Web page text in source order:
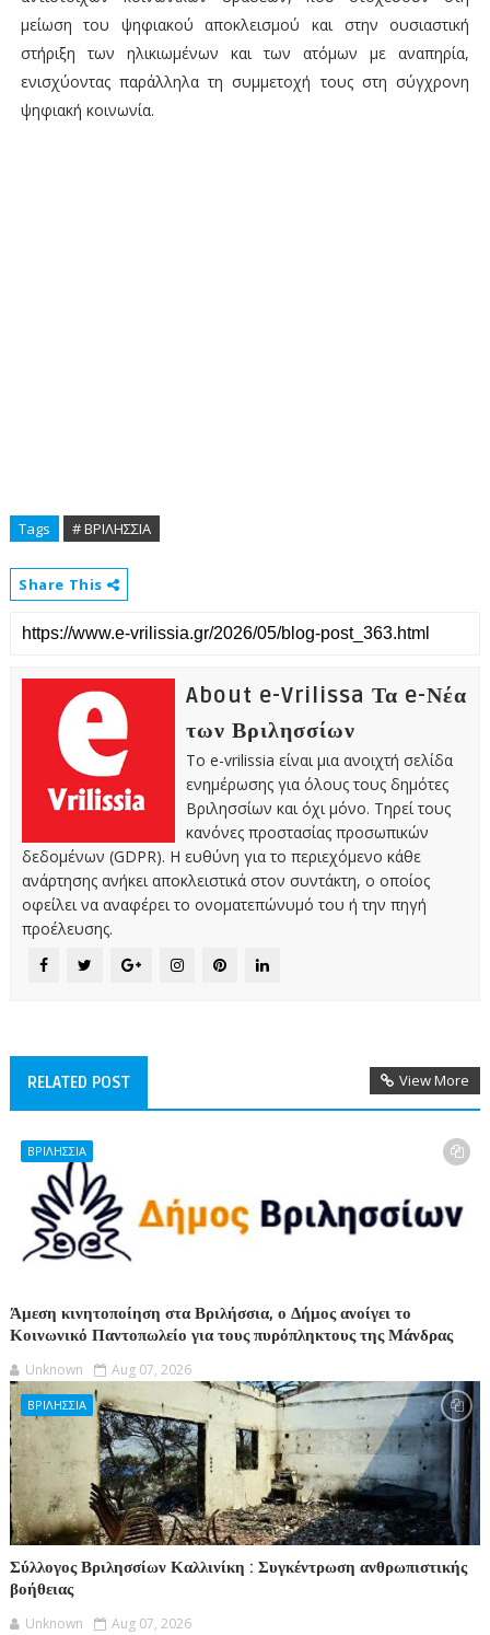
μείωση του ψηφιακού αποκλεισμού και στην ουσιαστική
στήριξη των ηλικιωμένων και των ατόμων με αναπηρία,
ενισχύοντας παράλληλα τη συμμετοχή τους στη σύγχρονη
ψηφιακή κοινωνία.
Tags # ΒΡΙΛΗΣΣΙΑ
Share This
About e-Vrilissa Τα e-Νέα
των Βριλησσίων
Το e-vrilissia είναι μια ανοιχτή σελίδα
ενημέρωσης για όλους τους δημότες
Βριλησσίων και όχι μόνο. Τηρεί τους
κανόνες προστασίας προσωπικών
δεδομένων (GDPR). Η ευθύνη για το περιεχόμενο κάθε
ανάρτησης ανήκει αποκλειστικά στον συντάκτη, ο οποίος
οφείλει να αναφέρει το ονοματεπώνυμό του ή την πηγή
προέλευσης.
RELATED POST View More
ΒΡΙΛΗΣΣΙΑ
Άμεση κινητοποίηση στα Βριλήσσια, ο Δήμος ανοίγει το
Κοινωνικό Παντοπωλείο για τους πυρόπληκτους της Μάνδρας
Unknown Aug 07, 2026
ΒΡΙΛΗΣΣΙΑ
Σύλλογος Βριλησσίων Καλλινίκη : Συγκέντρωση ανθρωπιστικής
βοήθειας
Unknown Aug 07, 2026